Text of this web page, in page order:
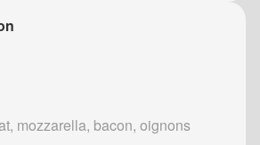
mozzarella, bacon, oignons